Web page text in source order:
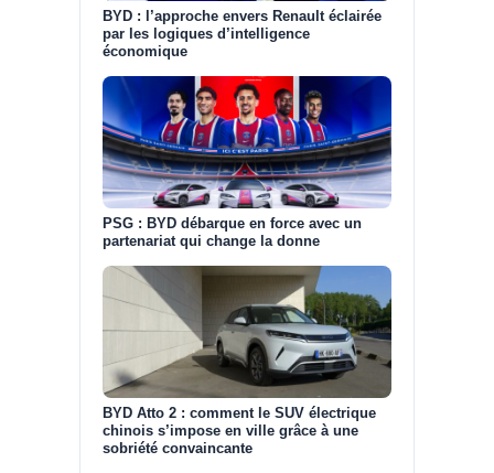
BYD : l’approche envers Renault éclairée
par les logiques d’intelligence
économique
PSG : BYD débarque en force avec un
partenariat qui change la donne
BYD Atto 2 : comment le SUV électrique
chinois s’impose en ville grâce à une
sobriété convaincante